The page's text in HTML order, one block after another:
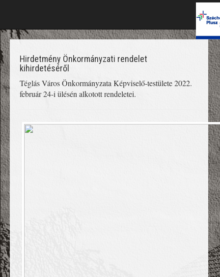
Hirdetmény Önkormányzati rendelet
kihirdetéséről
Téglás Város Önkormányzata Képviselő-testülete 2022.
február 24-i ülésén alkotott rendeletei.